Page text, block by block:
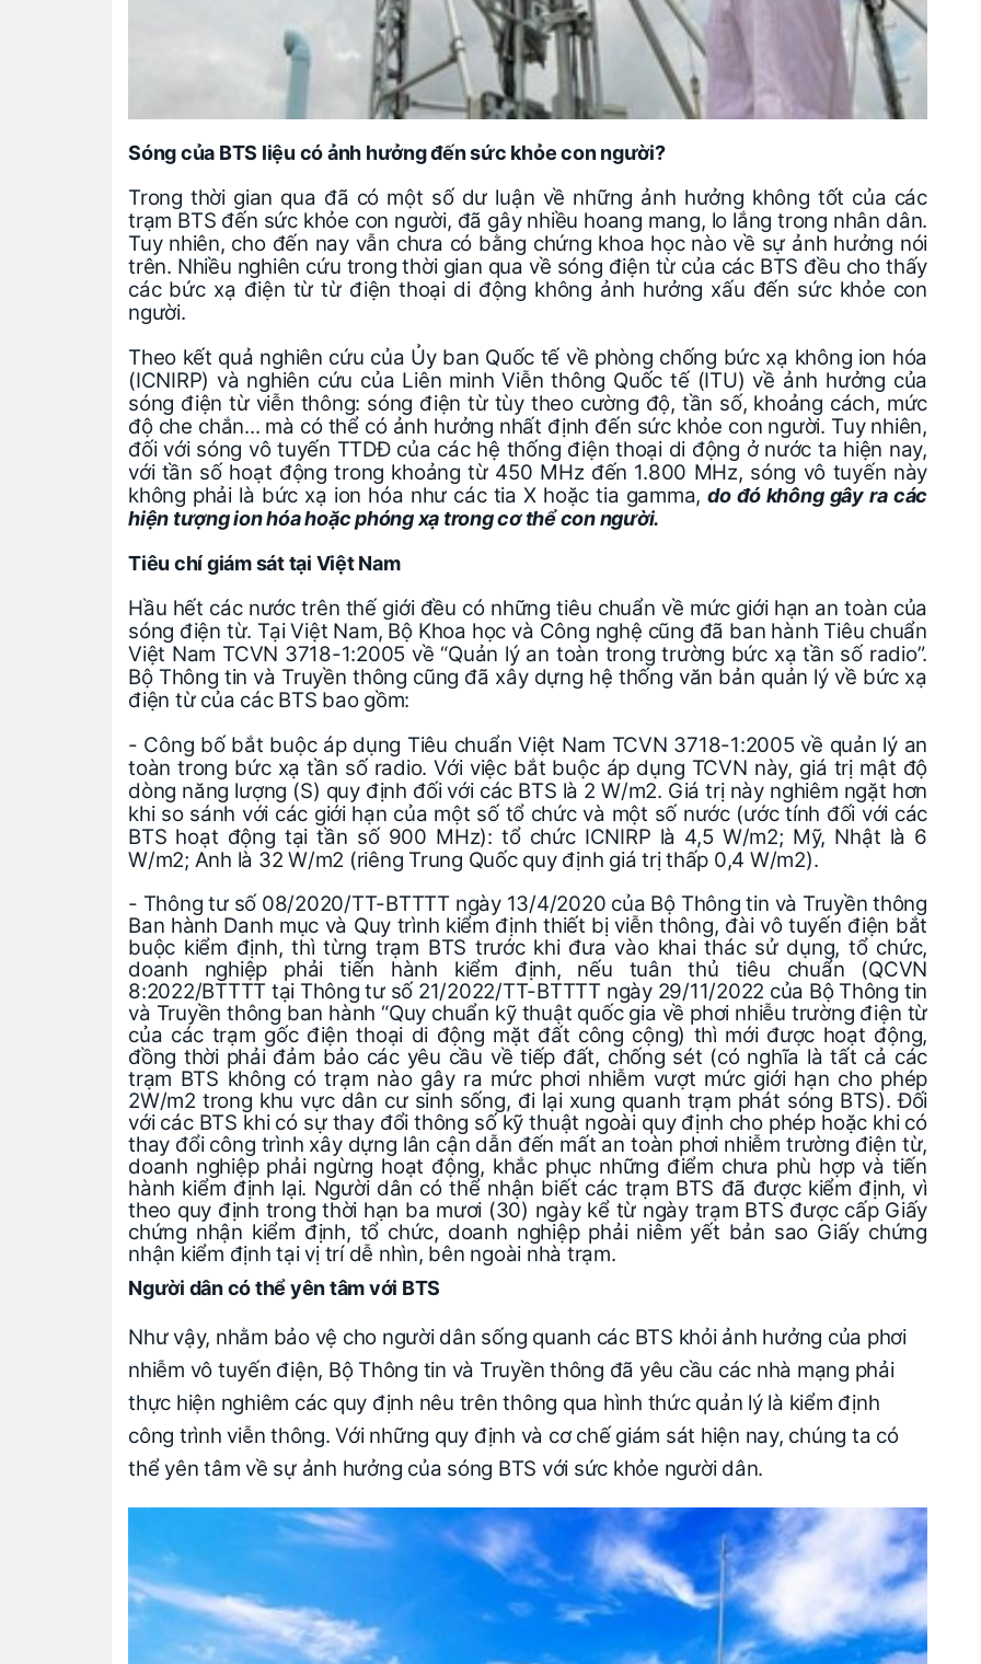
Sóng của BTS liệu có ảnh hưởng đến sức khỏe con người?
Trong thời gian qua đã có một số dư luận về những ảnh hưởng không tốt của các
trạm BTS đến sức khỏe con người, đã gây nhiều hoang mang, lo lắng trong nhân dân.
Tuy nhiên, cho đến nay vẫn chưa có bằng chứng khoa học nào về sự ảnh hưởng nói
trên. Nhiều nghiên cứu trong thời gian qua về sóng điện từ của các BTS đều cho thấy
các bức xạ điện từ từ điện thoại di động không ảnh hưởng xấu đến sức khỏe con
người.
Theo kết quả nghiên cứu của Ủy ban Quốc tế về phòng chống bức xạ không ion hóa
(ICNIRP) và nghiên cứu của Liên minh Viễn thông Quốc tế (ITU) về ảnh hưởng của
sóng điện từ viễn thông: sóng điện từ tùy theo cường độ, tần số, khoảng cách, mức
độ che chắn... mà có thể có ảnh hưởng nhất định đến sức khỏe con người. Tuy nhiên,
đối với sóng vô tuyến TTDĐ của các hệ thống điện thoại di động ở nước ta hiện nay,
với tần số hoạt động trong khoảng từ 450 MHz đến 1.800 MHz, sóng vô tuyến này
không phải là bức xạ ion hóa như các tia X hoặc tia gamma,do đó không gây ra các
hiện tượng ion hóa hoặc phóng xạ trong cơ thể con người.
Tiêu chí giám sát tại Việt Nam
Hầu hết các nước trên thế giới đều có những tiêu chuẩn về mức giới hạn an toàn của
sóng điện từ. Tại Việt Nam, Bộ Khoa học và Công nghệ cũng đã ban hành Tiêu chuẩn
Việt Nam TCVN 3718-1:2005 về “Quản lý an toàn trong trường bức xạ tần số radio”.
Bộ Thông tin và Truyền thông cũng đã xây dựng hệ thống văn bản quản lý về bức xạ
điện từ của các BTS bao gồm:
- Công bố bắt buộc áp dụng Tiêu chuẩn Việt Nam TCVN 3718-1:2005 về quản lý an
toàn trong bức xạ tần số radio. Với việc bắt buộc áp dụng TCVN này, giá trị mật độ
dòng năng lượng (S) quy định đối với các BTS là 2 W/m2. Giá trị này nghiêm ngặt hơn
khi so sánh với các giới hạn của một số tổ chức và một số nước (ước tính đối với các
BTS hoạt động tại tần số 900 MHz): tổ chức ICNIRP là 4,5 W/m2; Mỹ, Nhật là 6
W/m2; Anh là 32 W/m2 (riêng Trung Quốc quy định giá trị thấp 0,4 W/m2).
- Thông tư số 08/2020/TT-BTTTT ngày 13/4/2020 của Bộ Thông tin và Truyền thông
Ban hành Danh mục và Quy trình kiểm định thiết bị viễn thông, đài vô tuyến điện bắt
buộc kiểm định, thì từng trạm BTS trước khi đưa vào khai thác sử dụng, tổ chức,
doanh nghiệp phải tiến hành kiểm định, nếu tuân thủ tiêu chuẩn (QCVN
8:2022/BTTTT tại Thông tư số 21/2022/TT-BTTTT ngày 29/11/2022 của Bộ Thông tin
và Truyền thông ban hành “Quy chuẩn kỹ thuật quốc gia về phơi nhiễu trường điện từ
của các trạm gốc điện thoại di động mặt đất công cộng) thì mới được hoạt động,
đồng thời phải đảm bảo các yêu cầu về tiếp đất, chống sét (có nghĩa là tất cả các
trạm BTS không có trạm nào gây ra mức phơi nhiễm vượt mức giới hạn cho phép
2W/m2 trong khu vực dân cư sinh sống, đi lại xung quanh trạm phát sóng BTS). Đối
với các BTS khi có sự thay đổi thông số kỹ thuật ngoài quy định cho phép hoặc khi có
thay đổi công trình xây dựng lân cận dẫn đến mất an toàn phơi nhiễm trường điện từ,
doanh nghiệp phải ngừng hoạt động, khắc phục những điểm chưa phù hợp và tiến
hành kiểm định lại. Người dân có thể nhận biết các trạm BTS đã được kiểm định, vì
theo quy định trong thời hạn ba mươi (30) ngày kể từ ngày trạm BTS được cấp Giấy
chứng nhận kiểm định, tổ chức, doanh nghiệp phải niêm yết bản sao Giấy chứng
nhận kiểm định tại vị trí dễ nhìn, bên ngoài nhà trạm.
Người dân có thể yên tâm với BTS
Như vậy, nhằm bảo vệ cho người dân sống quanh các BTS khỏi ảnh hưởng của phơi
nhiễm vô tuyến điện, Bộ Thông tin và Truyền thông đã yêu cầu các nhà mạng phải
thực hiện nghiêm các quy định nêu trên thông qua hình thức quản lý là kiểm định
công trình viễn thông. Với những quy định và cơ chế giám sát hiện nay, chúng ta có
thể yên tâm về sự ảnh hưởng của sóng BTS với sức khỏe người dân.